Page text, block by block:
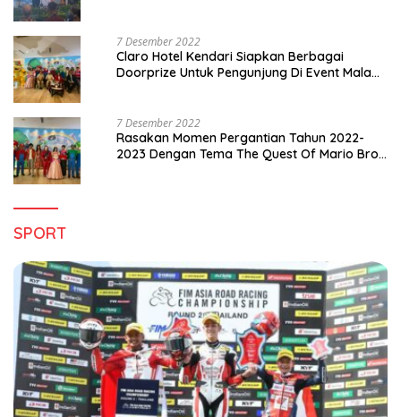
7 Desember 2022
Claro Hotel Kendari Siapkan Berbagai
Doorprize Untuk Pengunjung Di Event Malam
7 Desember 2022
Rasakan Momen Pergantian Tahun 2022-
2023 Dengan Tema The Quest Of Mario Bros
SPORT